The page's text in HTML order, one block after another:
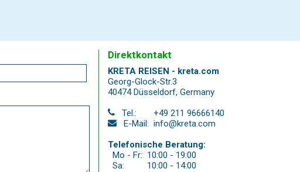
Direktkontakt
KRETA REISEN - kreta.com
Georg-Glock-Str.3
40474 Düsseldorf, Germany
Tel.:
+49 211 96666140
E-Mail: info@kreta.com
Telefonische Beratung:
Mo - Fr: 10:00 - 19:00
Sa:
10:00 - 14:00